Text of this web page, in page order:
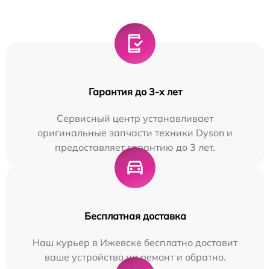
Гарантия до 3-х лет
Сервисный центр устанавливает
оригинальные запчасти техники Dyson и
предоставляет гарантию до 3 лет.
Бесплатная доставка
Наш курьер в Ижевске бесплатно доставит
ваше устройство на ремонт и обратно.